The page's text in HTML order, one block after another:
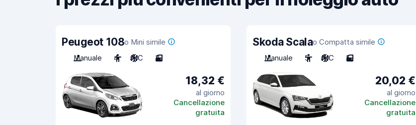
Peugeot 108o Mini simile
Manuale
4 A/C 3
18,32 €
al giorno
Cancellazione
gratuita
Skoda Scalao Compatta simile
Manuale
5 A/C 5
20,02 €
al giorno
Cancellazione
gratuita